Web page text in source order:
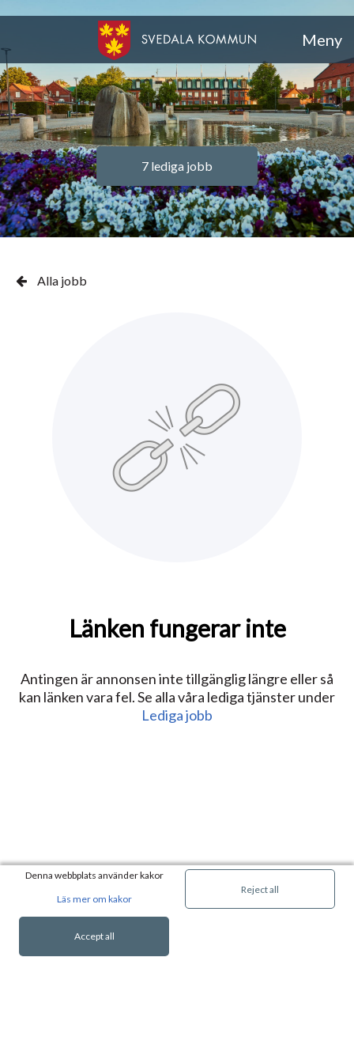
7 lediga jobb
Meny
Alla jobb
Länken fungerar inte
Antingen är annonsen inte tillgänglig längre eller så
kan länken vara fel. Se alla våra lediga tjänster under
Lediga jobb
Denna webbplats använder kakor
Läs mer om kakor
Accept all
Reject all